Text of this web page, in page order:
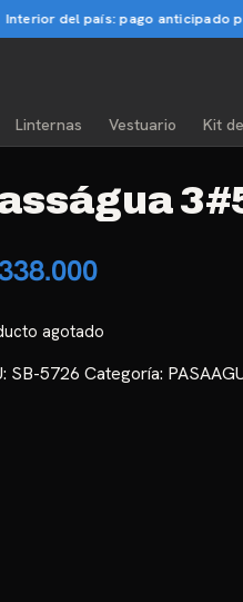
del país: pago anticipado por
Linternas Vestuario Kit
agotado
SB-5726 Categoría: